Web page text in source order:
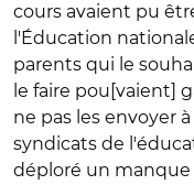
cours avaient pu
l'Éducation
parents qui le
le faire pou[vaient]
ne pas les envoyer
syndicats de
déploré un